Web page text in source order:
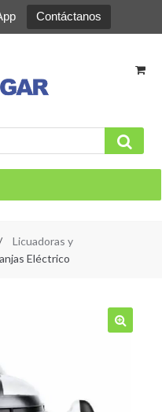
Contáctanos
Licuadoras y
Eléctrico